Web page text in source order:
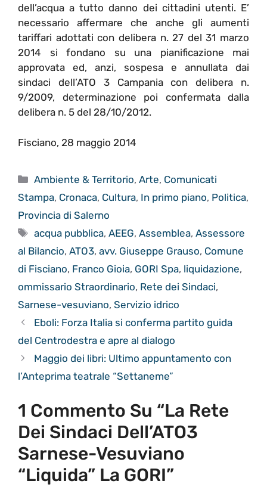
dell’acqua a tutto danno dei cittadini utenti. E’
necessario affermare che anche gli aumenti
tariffari adottati con delibera n. 27 del 31 marzo
2014 si fondano su una pianificazione mai
approvata ed, anzi, sospesa e annullata dai
sindaci dell’ATO 3 Campania con delibera n.
9/2009, determinazione poi confermata dalla
delibera n. 5 del 28/10/2012.
Fisciano, 28 maggio 2014
Categorie
Ambiente & Territorio,Arte, Comunicati
Stampa, Cronaca, Cultura, In primo piano, Politica,
Provincia di Salerno
Tag
acqua pubblica,AEEG,Assemblea,Assessore
al Bilancio, ATO3, avv. Giuseppe Grauso, Comune
di Fisciano, Franco Gioia, GORI Spa, liquidazione,
ommissario Straordinario, Rete dei Sindaci,
Sarnese-vesuviano, Servizio idrico
Eboli: Forza Italia si conferma partito guida
del Centrodestra e apre al dialogo
Maggio dei libri: Ultimo appuntamento con
l’Anteprima teatrale “Settaneme”
1 Commento Su “La Rete
Dei Sindaci Dell’ATO3
Sarnese-Vesuviano
“Liquida” La GORI”